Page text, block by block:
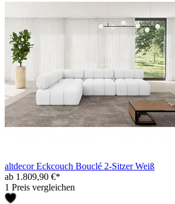
altdecor Eckcouch Bouclé 2-Sitzer Weiß
ab 1.809,90 €*
1 Preis vergleichen